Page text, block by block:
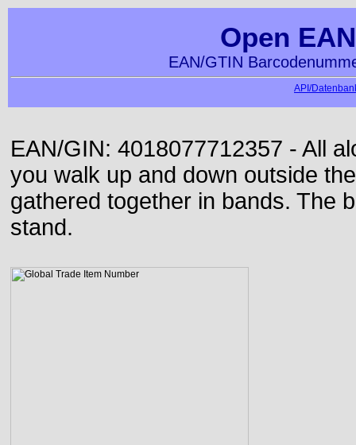
Open
EAN/GTIN
API/
EAN/GIN: 4018077712357 - All
you walk up and down outside
gathered together in bands. The
stand.